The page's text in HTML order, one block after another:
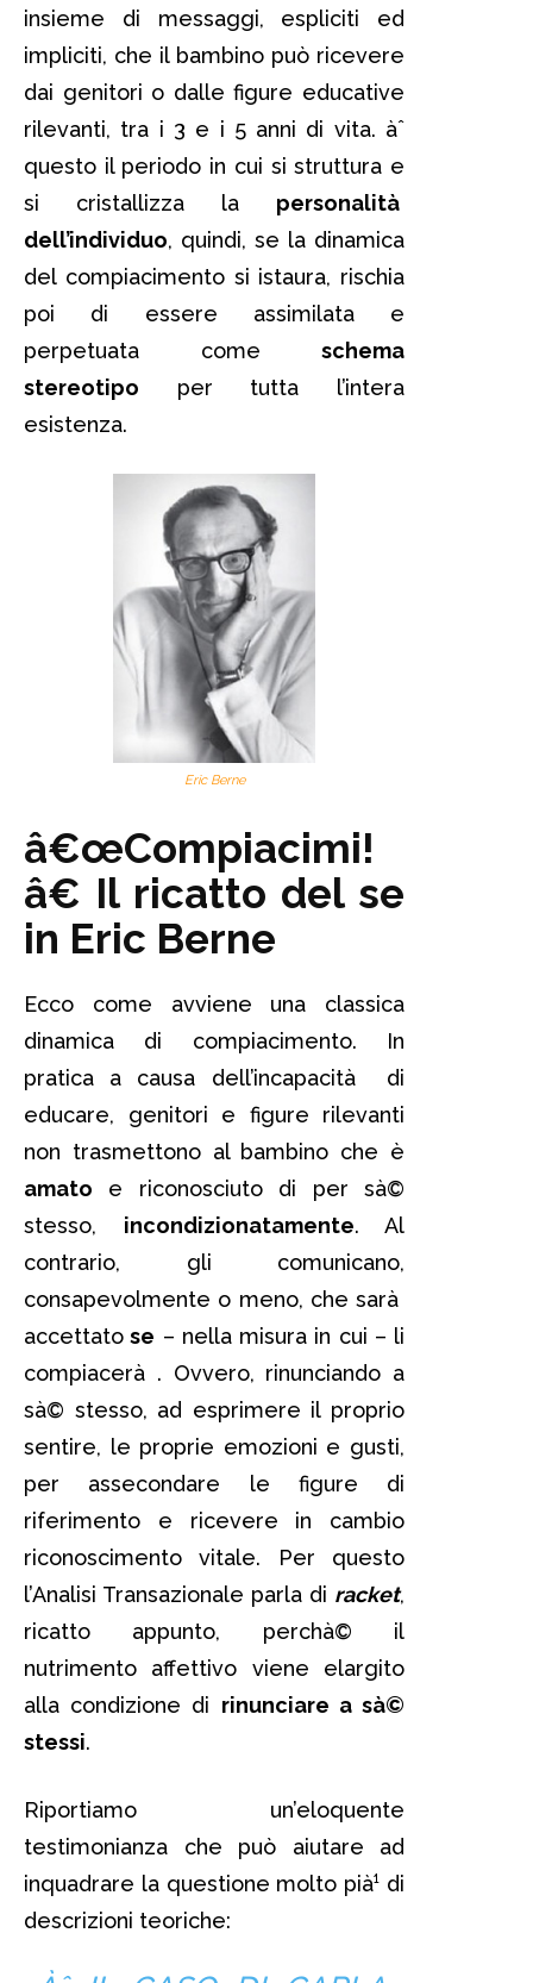
insieme di messaggi, espliciti ed
impliciti, che il bambino può ricevere
dai genitori o dalle figure educative
rilevanti, tra i 3 e i 5 anni di vita. àˆ
questo il periodo in cui si struttura e
si cristallizza la personalità
dell’individuo, quindi, se la dinamica
del compiacimento si istaura, rischia
poi di essere assimilata e
perpetuata come schema
stereotipo per tutta l’intera
esistenza.
Eric Berne
â€œCompiacimi!
â€ Il ricatto del se
in Eric Berne
Ecco come avviene una classica
dinamica di compiacimento. In
pratica a causa dell’incapacità di
educare, genitori e figure rilevanti
non trasmettono al bambino che è
amato e riconosciuto di per sà©
stesso, incondizionatamente. Al
contrario, gli comunicano,
consapevolmente o meno, che sarà
accettato se – nella misura in cui – li
compiacerà . Ovvero, rinunciando a
sà© stesso, ad esprimere il proprio
sentire, le proprie emozioni e gusti,
per assecondare le figure di
riferimento e ricevere in cambio
riconoscimento vitale. Per questo
l’Analisi Transazionale parla di racket,
ricatto appunto, perchà© il
nutrimento affettivo viene elargito
alla condizione di rinunciare a sà©
stessi.
Riportiamo un’eloquente
testimonianza che può aiutare ad
inquadrare la questione molto pià¹ di
descrizioni teoriche: